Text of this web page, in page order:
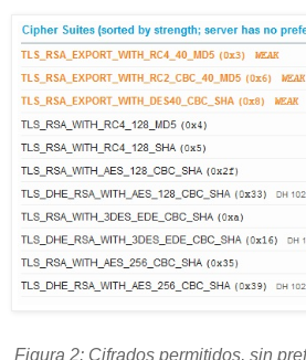
Figura 2: Cifrados permitidos, sin